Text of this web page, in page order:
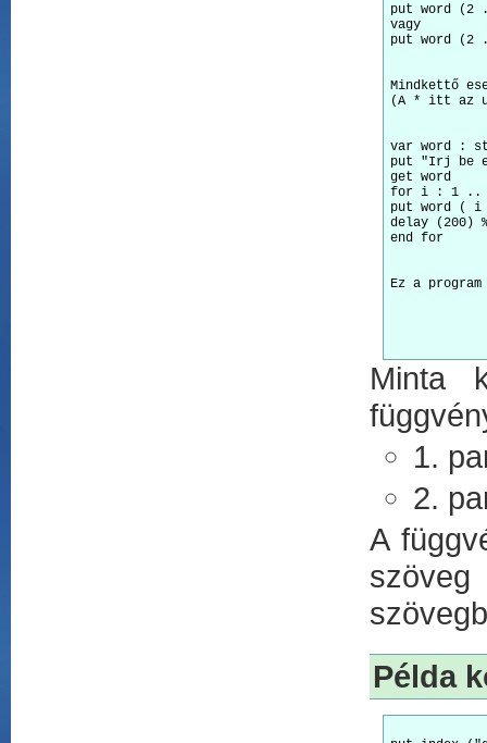
put word
vagy
Mindkettő
var word :
put "Irj be
get word
for i : 1 ..
put word (
delay (200)
Minta
1.
2.
A
szöveg
Példa